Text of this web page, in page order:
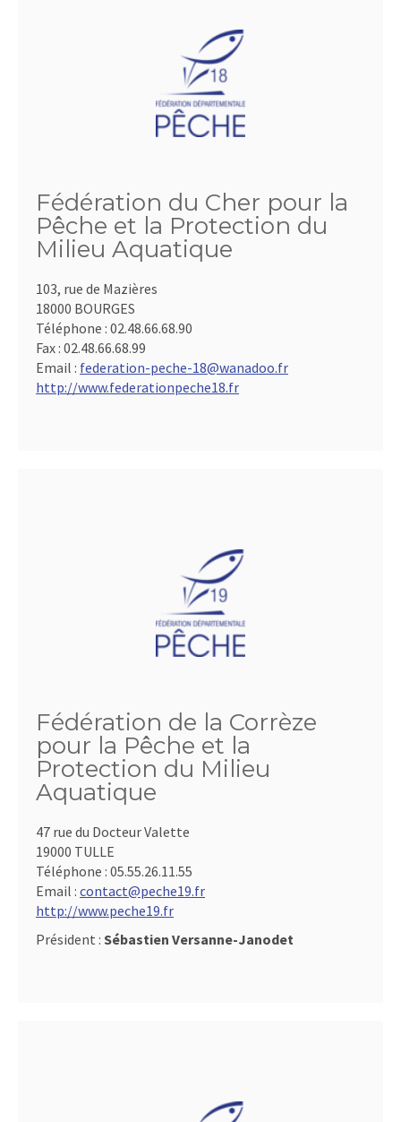
Fédération du Cher pour la
Pêche et la Protection du
Milieu Aquatique
103, rue de Mazières
18000 BOURGES
Téléphone : 02.48.66.68.90
Fax : 02.48.66.68.99
Email : federation-peche-18@wanadoo.fr
http://www.federationpeche18.fr
Fédération de la Corrèze
pour la Pêche et la
Protection du Milieu
Aquatique
47 rue du Docteur Valette
19000 TULLE
Téléphone : 05.55.26.11.55
Email : contact@peche19.fr
http://www.peche19.fr
Président : Sébastien Versanne-Janodet